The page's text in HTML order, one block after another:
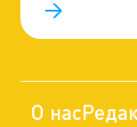
О нас